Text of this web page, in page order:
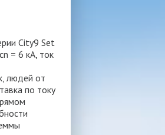
City9 Set
= 6 кА, ток
людей от
по току